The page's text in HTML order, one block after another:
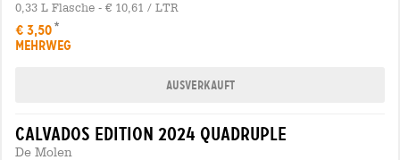
0,33 L Flasche - € 10,61 / LTR
€ 3,50
MEHRWEG
Ausverkauft
calvados edition 2024 quadruple
De Molen